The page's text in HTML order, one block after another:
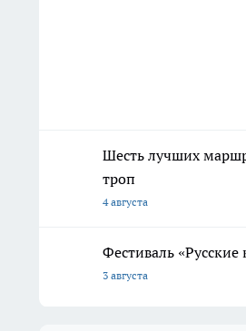
Шесть лучших
троп
4 августа
Фестиваль
3 августа